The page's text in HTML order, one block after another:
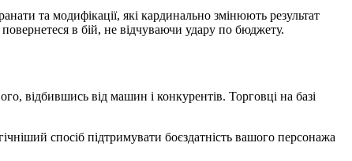
та модифікації, які кардинально змінюють результат
в бій, не відчуваючи удару по бюджету.
відбившись від машин і конкурентів. Торговці на базі
спосіб підтримувати боєздатність вашого персонажа